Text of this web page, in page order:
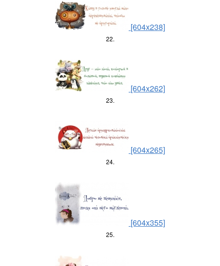
[604x238]
22.
[604x262]
23.
[604x265]
24.
[604x355]
25.